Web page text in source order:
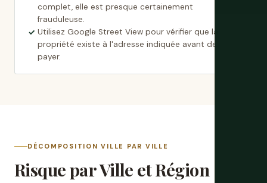
complet, elle est presque certainement
frauduleuse.
Utilisez Google Street View pour vérifier que la
propriété existe à l'adresse indiquée avant de
payer.
DÉCOMPOSITION VILLE PAR VILLE
Risque par Ville et Région